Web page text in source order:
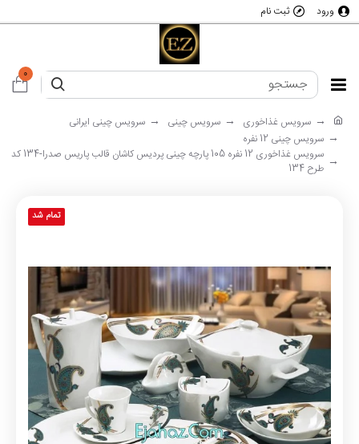
ورود ثبت نام
0
سرویس غذاخوری سرویس چینی
سرویس چینی ایرانی
سرویس چینی 12 نفره
سرویس غذاخوری 12 نفره 105 پارچه چینی پردیس کاشان قالب پاریس صدرا-134 کد
طرح 134
تمام شد